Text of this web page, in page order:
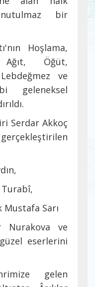
bir
Hoşlama,
Ağıt, Öğüt,
ve
geleneksel
Serdar Akkoç
Turabî,
Mustafa Sarı
Nurakova ve
eserlerini
gelen